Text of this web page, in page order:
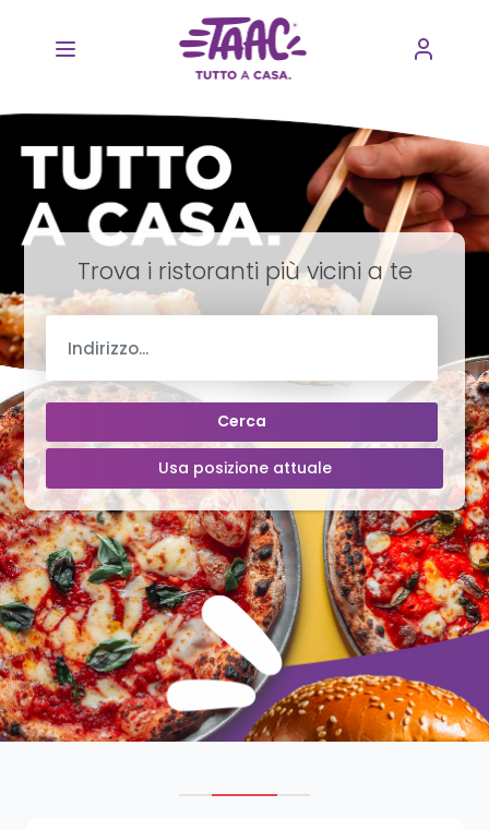
Trova i ristoranti più vicini a te
Cerca
Usa posizione attuale